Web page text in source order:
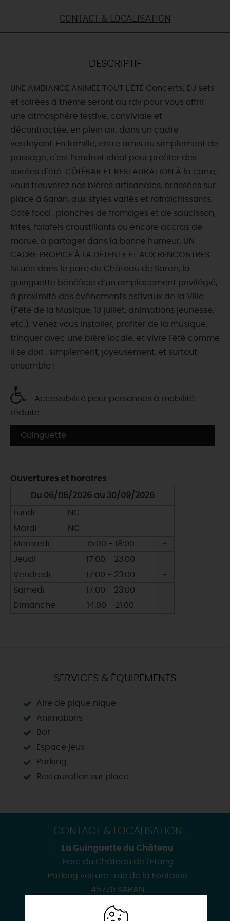
DEMAIN
CE WEEK-END
TOUT L'AGENDA
CONTACT & LOCALISATION
DESCRIPTIF
UNE AMBIANCE ANIMÉE TOUT L'ÉTÉ Concerts, DJ sets
et soirées à thème seront au rdv pour vous offrir
une atmosphère festive, conviviale et
décontractée, en plein air, dans un cadre
verdoyant. En famille, entre amis ou simplement de
passage, c'est l’endroit idéal pour profiter des
soirées d'été. CÔtÉBAR ET RESTAURATION À la carte,
vous trouverez nos bières artisanales, brassées sur
place à Saran, aux styles variés et rafraîchissants.
Côté food : planches de fromages et de saucisson,
frites, falafels croustillants ou encore accras de
morue, à partager dans la bonne humeur. UN
CADRE PROPICE À LA DÉTENTE ET AUX RENCONTRES
Située dans le parc du Château de Saran, la
guinguette bénéficie d’un emplacement privilégié,
à proximité des événements estivaux de la Ville
(Fête de la Musique, 13 juillet, animations jeunesse,
etc.). Venez vous installer, profiter de la musique,
trinquer avec une bière locale, et vivre l’été comme
il se doit : simplement, joyeusement, et surtout
ensemble !
Accessibilité pour personnes à mobilité
réduite
Guinguette
Ouvertures et horaires
Du 06/06/2026 au 30/09/2026
Lundi
NC
Mardi
NC
Mercredi
15:00 - 18:00
-
Jeudi
17:00 - 23:00
-
Vendredi
17:00 - 23:00
-
Samedi
17:00 - 23:00
-
Dimanche
14:00 - 21:00 -
SERVICES & ÉQUIPEMENTS
Aire de pique nique
Animations
Bar
Espace jeux
Parking
Restauration sur place
CONTACT & LOCALISATION
La Guinguette du Château
Parc du Château de l'Etang
Parking voiture : rue de la Fontaine
45770 SARAN